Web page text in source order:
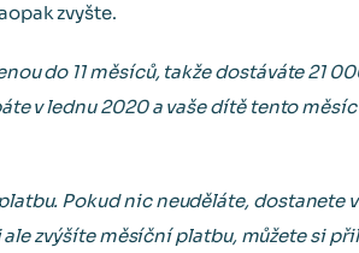
zvyšte.
do 11 měsíců, takže dostáváte 21
v lednu 2020 a vaše dítě tento
Pokud nic neuděláte, dostanete
zvýšíte měsíční platbu, můžete si